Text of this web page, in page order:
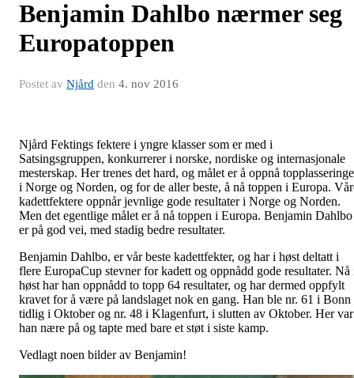
Benjamin Dahlbo nærmer seg
Europatoppen
Postet av Njård den 4. nov 2016
Njård Fektings fektere i yngre klasser som er med i
Satsingsgruppen, konkurrerer i norske, nordiske og internasjonale
mesterskap. Her trenes det hard, og målet er å oppnå
i Norge og Norden, og for de aller beste, å nå toppen i Europa.
kadettfektere oppnår jevnlige gode resultater i Norge og Norden.
Men det egentlige målet er å nå toppen i Europa. Benjamin Dahlbo
er på god vei, med stadig bedre resultater.
Benjamin Dahlbo, er vår beste kadettfekter, og har i høst deltatt i
flere EuropaCup stevner for kadett og oppnådd gode resultater. Nå
høst har han oppnådd to topp 64 resultater, og har dermed oppfylt
kravet for å være på landslaget nok en gang. Han ble nr. 61 i Bonn
tidlig i Oktober og nr. 48 i Klagenfurt, i slutten av Oktober. Her var
han nære på og tapte med bare et støt i siste kamp.
Vedlagt noen bilder av Benjamin!